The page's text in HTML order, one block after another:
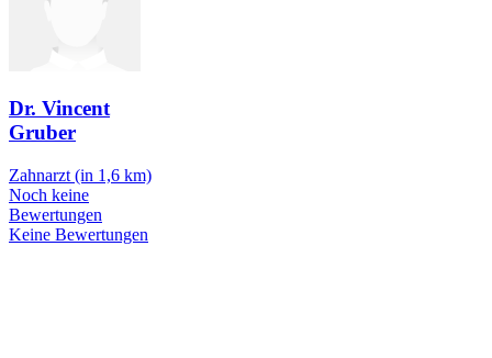
Dr. Vincent
Gruber
Zahnarzt (in 1,6 km)
Noch keine
Bewertungen
Keine Bewertungen